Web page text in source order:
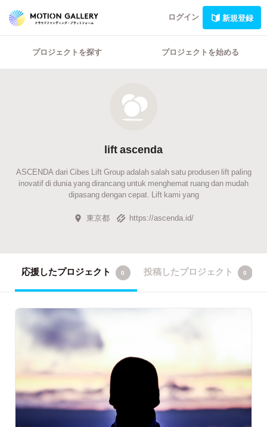
ログイン 新規登録
プロジェクトを探す プロジェクトを始める
lift ascenda
ASCENDA dari Cibes Lift Group adalah salah satu produsen lift paling
inovatif di dunia yang dirancang untuk menghemat ruang dan mudah
dipasang dengan cepat. Lift kami yang
東京都 https://ascenda.id/
応援したプロジェクト 0 投稿したプロジェクト 0